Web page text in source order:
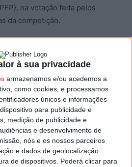
à sua privacidade
armazenamos e/ou acedemos a
como cookies, e processamos
únicos e informações
para publicidade e
medição de publicidade e
e desenvolvimento de
nós e os nossos parceiros
e dados de geolocalização
de dispositivos. Poderá clicar para
na votação feita pelos
da competição.
redes, atribuído a Samu Silva, do
treinador do Vizela, foi
técnico do mês na Liga 2,
do Benfica B, levou o
jogador.
Blesa, avançado do Rio Ave,